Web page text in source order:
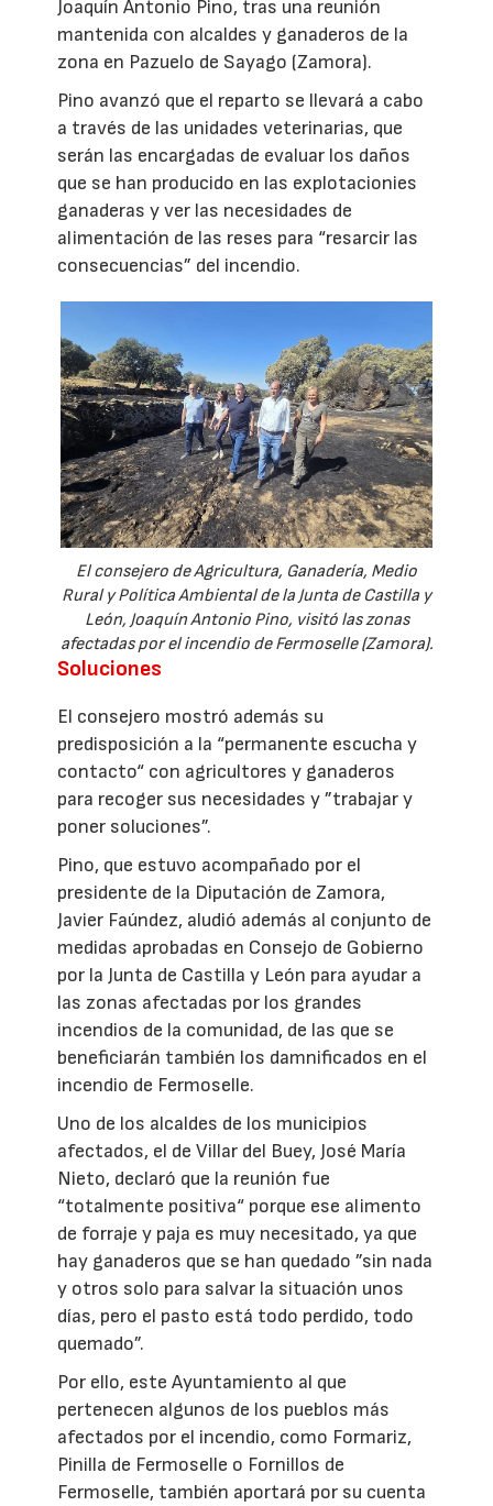
Joaquín Antonio Pino, tras una reunión
mantenida con alcaldes y ganaderos de la
zona en Pazuelo de Sayago (Zamora).
Pino avanzó que el reparto se llevará a cabo
a través de las unidades veterinarias, que
serán las encargadas de evaluar los daños
que se han producido en las explotacionies
ganaderas y ver las necesidades de
alimentación de las reses para “resarcir las
consecuencias” del incendio.
El consejero de Agricultura, Ganadería, Medio
Rural y Política Ambiental de la Junta de Castilla y
León, Joaquín Antonio Pino, visitó las zonas
afectadas por el incendio de Fermoselle (Zamora).
Soluciones
El consejero mostró además su
predisposición a la “permanente escucha y
contacto“ con agricultores y ganaderos
para recoger sus necesidades y ”trabajar y
poner soluciones”.
Pino, que estuvo acompañado por el
presidente de la Diputación de Zamora,
Javier Faúndez, aludió además al conjunto de
medidas aprobadas en Consejo de Gobierno
por la Junta de Castilla y León para ayudar a
las zonas afectadas por los grandes
incendios de la comunidad, de las que se
beneficiarán también los damnificados en el
incendio de Fermoselle.
Uno de los alcaldes de los municipios
afectados, el de Villar del Buey, José María
Nieto, declaró que la reunión fue
“totalmente positiva“ porque ese alimento
de forraje y paja es muy necesitado, ya que
hay ganaderos que se han quedado ”sin nada
y otros solo para salvar la situación unos
días, pero el pasto está todo perdido, todo
quemado”.
Por ello, este Ayuntamiento al que
pertenecen algunos de los pueblos más
afectados por el incendio, como Formariz,
Pinilla de Fermoselle o Fornillos de
Fermoselle, también aportará por su cuenta